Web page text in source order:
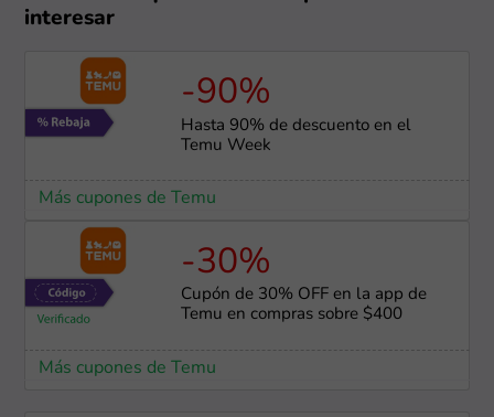
interesar
-90%
Hasta 90% de descuento en el
Temu Week
Más cupones de Temu
-30%
Cupón de 30% OFF en la app de
Temu en compras sobre $400
Más cupones de Temu